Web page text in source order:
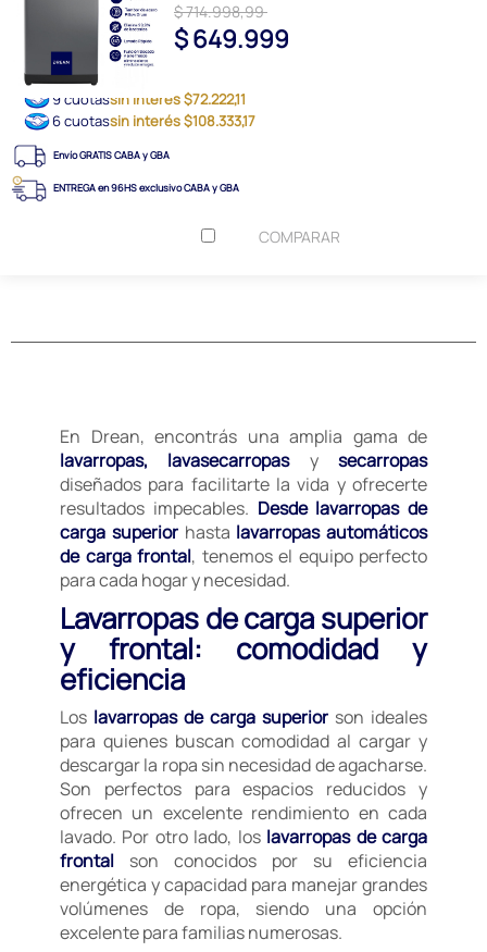
$ 714.998,99
$ 649.999
9 cuotassin interés $72.222,11
6 cuotassin interés $108.333,17
Envío GRATIS CABA y GBA
ENTREGA en 96HS exclusivo CABA y GBA
COMPARAR
En Drean, encontrás una amplia gama de
lavarropas, lavasecarropasysecarropas
diseñados para facilitarte la vida y ofrecerte
resultados impecables. Desde lavarropas de
carga superiorhasta lavarropas automáticos
de carga frontal, tenemos el equipo perfecto
para cada hogar y necesidad.
Lavarropas de carga superior
y frontal: comodidad y
eficiencia
Los lavarropas de carga superior son ideales
para quienes buscan comodidad al cargar y
descargar la ropa sin necesidad de agacharse.
Son perfectos para espacios reducidos y
ofrecen un excelente rendimiento en cada
lavado. Por otro lado, los lavarropas de carga
frontal son conocidos por su eficiencia
energética y capacidad para manejar grandes
volúmenes de ropa, siendo una opción
excelente para familias numerosas.